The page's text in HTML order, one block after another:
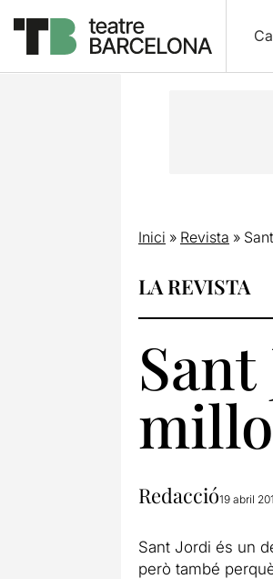
Inici » Revista »
LA REVISTA
Redacció19 abril
Sant Jordi és un
però també